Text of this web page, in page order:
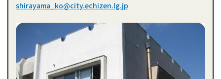
shirayama_ko@city.echizen.lg.jp